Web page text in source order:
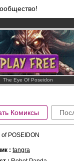
month !Get membership
& mangas!.
The Eye Of Poseidon
Комиксы
POSEIDON
: tangra